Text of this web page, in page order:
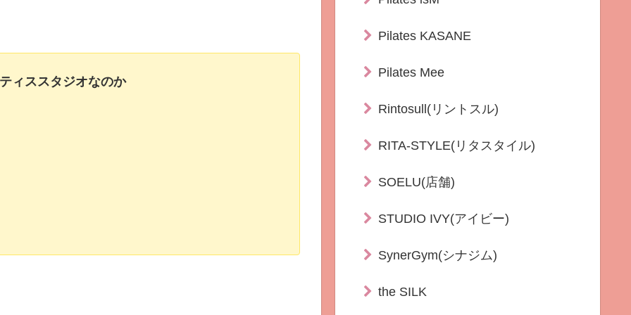
ィススタジオなのか
Pilates KASANE
Pilates Mee
Rintosull(リントスル)
RITA-STYLE(リタスタイル)
SOELU(店舗)
STUDIO IVY(アイビー)
SynerGym(シナジム)
the SILK